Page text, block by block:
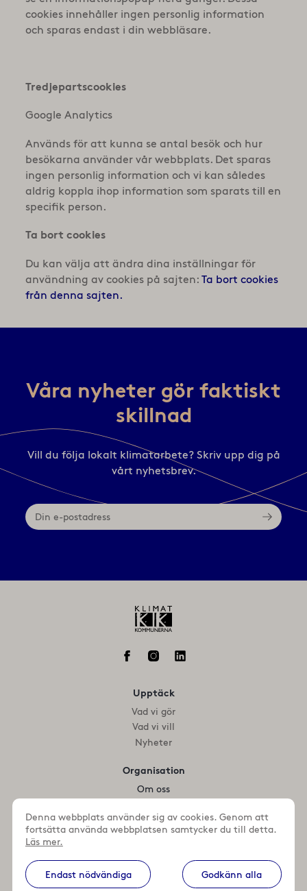
cookies innehåller ingen personlig information
och sparas endast i din webbläsare.
Tredjepartscookies
Google Analytics
Används för att kunna se antal besök och hur
besökarna använder vår webbplats. Det sparas
ingen personlig information och vi kan således
aldrig koppla ihop information som sparats till en
specifik person.
Ta bort cookies
Du kan välja att ändra dina inställningar för
användning av cookies på sajten: Ta bort cookies
från denna sajten.
Våra nyheter gör faktiskt
skillnad
Vill du följa lokalt klimatarbete? Skriv upp dig på
vårt nyhetsbrev.
Din
e-
postadress
Upptäck
Vad vi gör
Vad vi vill
Nyheter
Organisation
Om oss
Kontakta oss
+46 (0)46 359 64 47
Maila oss
Denna webbplats använder sig av cookies. Genom att
fortsätta använda webbplatsen samtycker du till detta.
Läs mer.
Endast nödvändiga Godkänn alla